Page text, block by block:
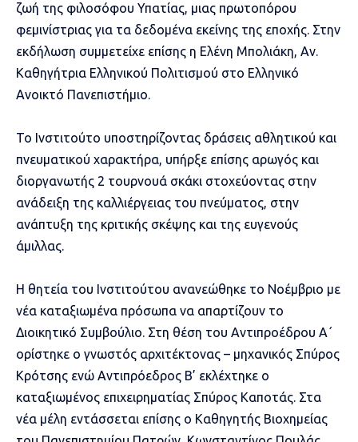
ζωή της φιλοσόφου Υπατίας, μιας πρωτοπόρου
φεμινίστριας για τα δεδομένα εκείνης της εποχής. Στην
εκδήλωση συμμετείχε επίσης η Ελένη Μπολιάκη, Αν.
Καθηγήτρια Ελληνικού Πολιτισμού στο Ελληνικό
Ανοικτό Πανεπιστήμιο.
Το Ινστιτούτο υποστηρίζοντας δράσεις αθλητικού και
πνευματικού χαρακτήρα, υπήρξε επίσης αρωγός και
διοργανωτής 2 τουρνουά σκάκι στοχεύοντας στην
ανάδειξη της καλλιέργειας του πνεύματος, στην
ανάπτυξη της κριτικής σκέψης και της ευγενούς
άμιλλας.
Η θητεία του Ινστιτούτου ανανεώθηκε το Νοέμβριο με
νέα καταξιωμένα πρόσωπα να απαρτίζουν το
Διοικητικό Συμβούλιο. Στη θέση του Αντιπροέδρου Α΄
ορίστηκε ο γνωστός αρχιτέκτονας – μηχανικός Σπύρος
Κρότσης ενώ Αντιπρόεδρος Β’ εκλέχτηκε ο
καταξιωμένος επιχειρηματίας Σπύρος Καποτάς. Στα
νέα μέλη εντάσσεται επίσης ο Καθηγητής Βιοχημείας